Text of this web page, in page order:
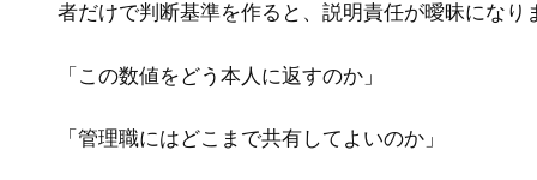
者だけで判断基準を作ると、説明責任が曖昧になり
「この数値をどう本人に返すのか」
「管理職にはどこまで共有してよいのか」